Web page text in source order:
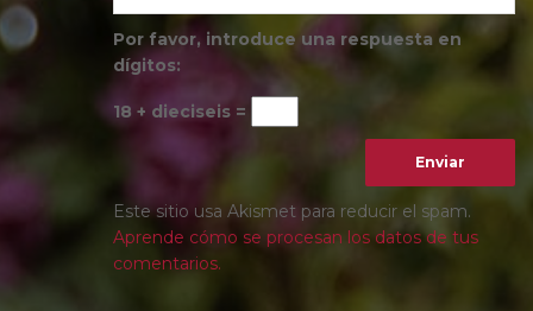
Por favor, introduce una respuesta en
dígitos:
18 + dieciseis =
Este sitio usa Akismet para reducir el spam.
Aprende cómo se procesan los datos de tus
comentarios.